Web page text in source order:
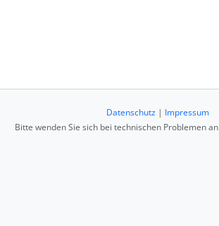
Datenschutz | Impressum
Bitte wenden Sie sich bei technischen Problemen an